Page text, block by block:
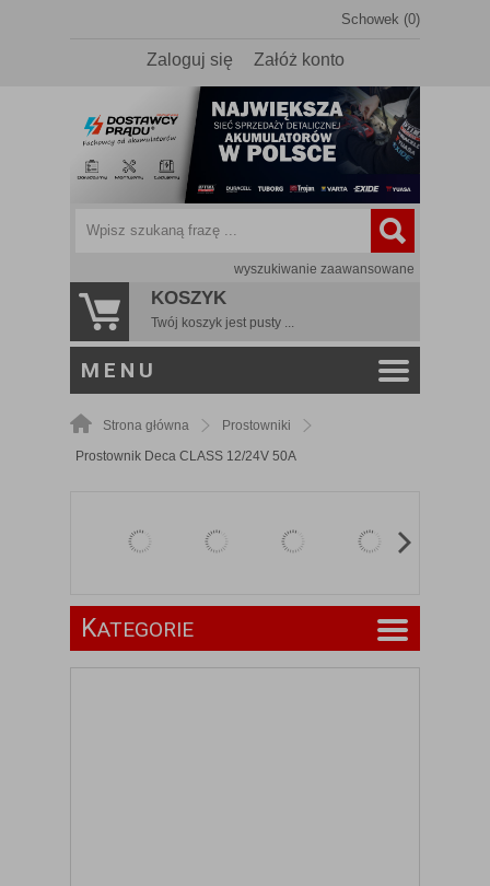
Schowek (0)
Zaloguj się Załóż konto
wyszukiwanie zaawansowane
KOSZYK
Twój koszyk jest pusty ...
MENU
Strona główna
Prostowniki
Prostownik Deca CLASS 12/24V 50A
KATEGORIE